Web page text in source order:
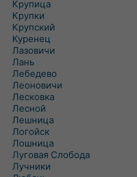
Крупица
Крупки
Крупский
Куренец
Лазовичи
Лань
Лебедево
Леоновичи
Лесковка
Лесной
Лешница
Логойск
Лошница
Луговая Слобода
Лучники